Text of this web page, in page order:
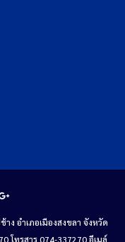
าง อำเภอเมืองสงขลา จังหวัด
โทรสาร 074-337270 อีเมล์